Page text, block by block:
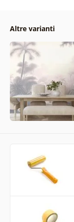
Altre varianti